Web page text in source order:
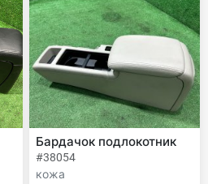
Бардачок подлокотник
#38054
кожа